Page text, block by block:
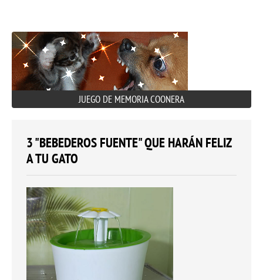
JUEGO DE MEMORIA COONERA
3 "BEBEDEROS FUENTE" QUE HARÁN FELIZ
A TU GATO